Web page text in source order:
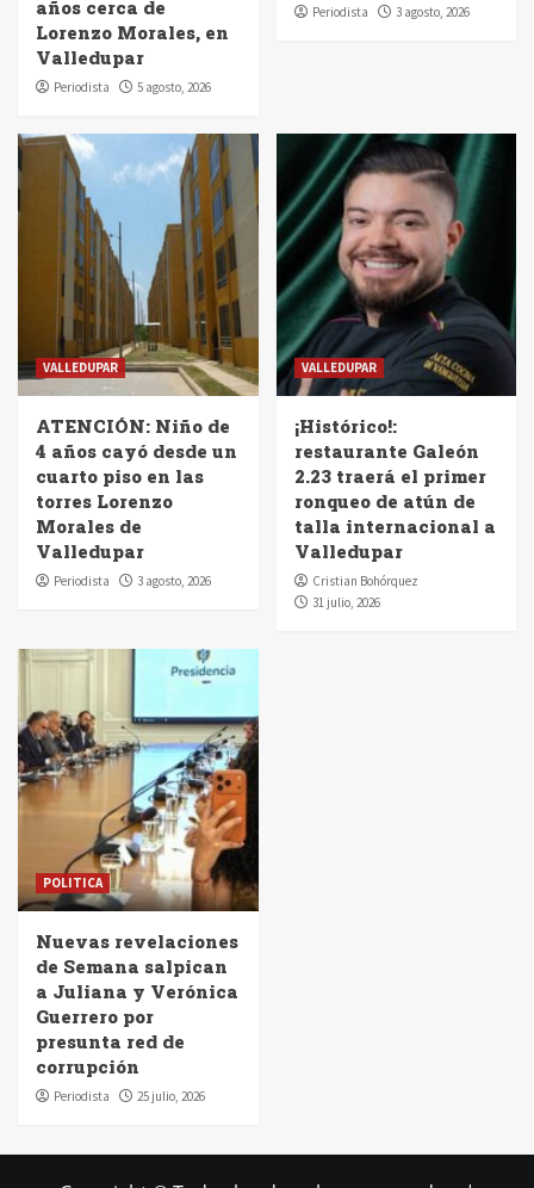
años cerca de
Lorenzo Morales, en
Valledupar
Periodista 5 agosto, 2026
Periodista 3 agosto, 2026
VALLEDUPAR
ATENCIÓN: Niño de
4 años cayó desde un
cuarto piso en las
torres Lorenzo
Morales de
Valledupar
Periodista 3 agosto, 2026
VALLEDUPAR
¡Histórico!:
restaurante Galeón
2.23 traerá el primer
ronqueo de atún de
talla internacional a
Valledupar
Cristian Bohórquez
31 julio, 2026
POLITICA
Nuevas revelaciones
de Semana salpican
a Juliana y Verónica
Guerrero por
presunta red de
corrupción
Periodista 25 julio, 2026